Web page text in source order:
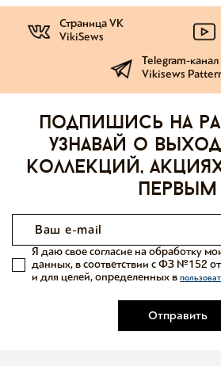
Страница VK
VikiSews
Telegram-канал
Vikisews
Подпишись на
узнавай о
коллекций,
первым
Отправить
Я даю свое согласие на обработку
данных, в соответствии с ФЗ №152
и для целей, определенных в